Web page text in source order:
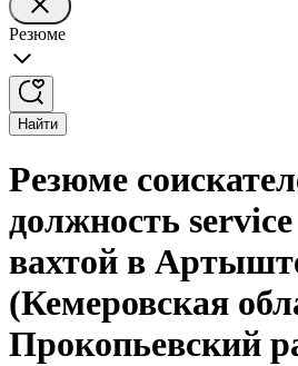
Резюме
Найти
Резюме
должность
вахтой в
(Кемеровская
Прокопьевский